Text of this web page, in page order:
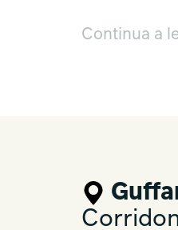
Continua a